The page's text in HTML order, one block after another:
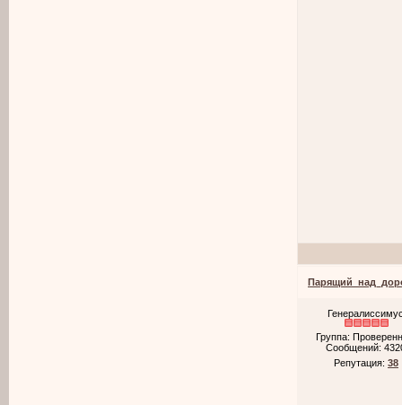
Группа:
Сообщений:
Репутация: 38